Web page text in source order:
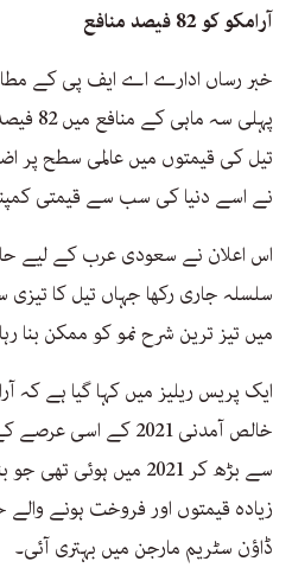
آرامکو کو 82 فیصد منافع
خبر رساں ادارے اے ایف پی کے
پہلی
تیل کی قیمتوں میں عالمی سطح
نے اسے دنیا کی سب سے قیمتی
اس اعلان نے سعودی عرب کے لیے
سلسلہ جاری رکھا جہاں تیل کا تیزی
میں تیز ترین شرح نمو کو ممکن بنا
سے بڑھ کر 2021 میں
زیادہ قیمتوں اور فروخت ہونے
ڈاؤن سٹریم مارجن میں بہتری آئی۔